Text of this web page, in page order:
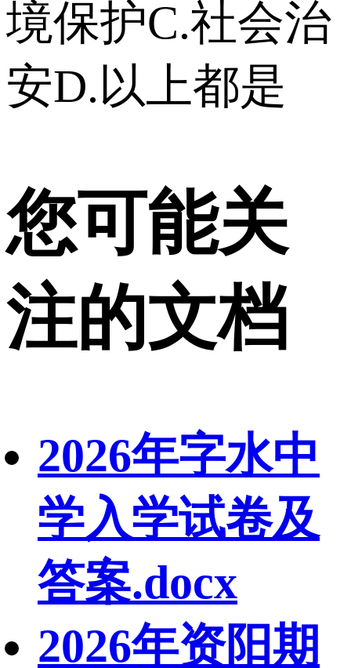
境保护C.社会治
安D.以上都是
您可能关
注的文档
2026年字水中
学入学试卷及
答案.docx
2026年资阳期